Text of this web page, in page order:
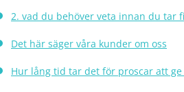
2. vad du behöver veta innan du tar
Det här säger våra kunder om oss
Hur lång tid tar det för proscar att ge